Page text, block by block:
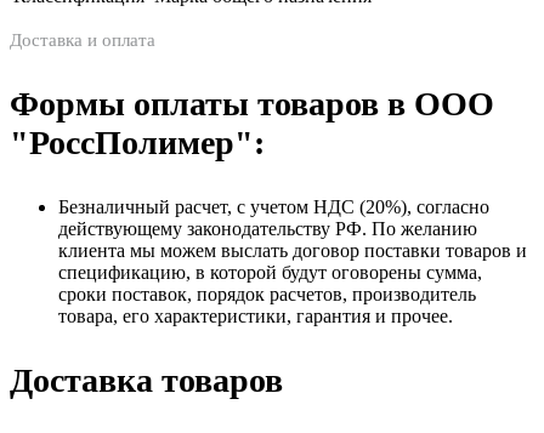
Доставка и оплата
Формы оплаты товаров в ООО
"РоссПолимер":
Безналичный расчет, с учетом НДС (20%), согласно
действующему законодательству РФ. По желанию
клиента мы можем выслать договор поставки товаров и
спецификацию, в которой будут оговорены сумма,
сроки поставок, порядок расчетов, производитель
товара, его характеристики, гарантия и прочее.
Доставка товаров